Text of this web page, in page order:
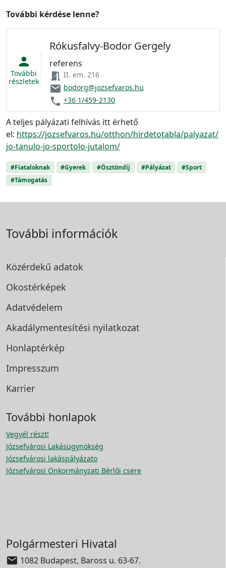
További kérdése lenne?
person
További
részletek
Rókusfalvy-Bodor Gergely
referens
meeting_room II. em. 216
email bodorg@jozsefvaros.hu
phone +36 1/459-2130
A teljes pályázati felhívás itt érhető
el: https://jozsefvaros.hu/otthon/hirdetotabla/palyazat/
jo-tanulo-jo-sportolo-jutalom/
#Fiataloknak #Gyerek #Ösztöndíj #Pályázat
#Sport
#Támogatás
További információk
Közérdekű adatok
Okostérképek
Adatvédelem
Akadálymentesítési nyilatkozat
Honlaptérkép
Impresszum
Karrier
További honlapok
Vegyél részt!
Józsefvárosi Lakásügynökség
Józsefvárosi lakáspályázato
Józsefvárosi Önkormányzati Bérlői csere
Polgármesteri Hivatal
 1082 Budapest, Baross u. 63-67.